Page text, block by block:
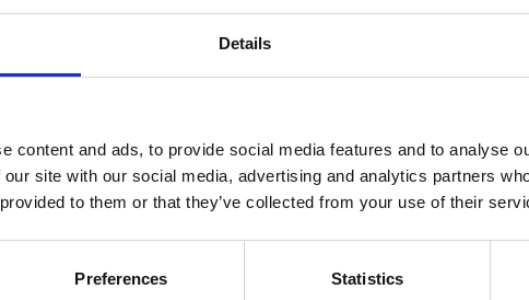
Details
content and ads, to provide social media features and to analyse
site with our social media, advertising and analytics partners
to them or that they’ve collected from your use of their
Preferences Statistics